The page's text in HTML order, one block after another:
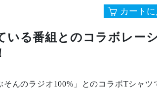
いる番組とのコラボレー
そんのラジオ100%」とのコラボTシャツ